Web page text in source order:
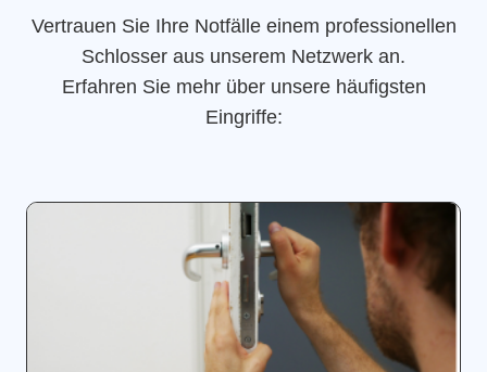
Vertrauen Sie Ihre Notfälle einem professionellen
Schlosser aus unserem Netzwerk an.
Erfahren Sie mehr über unsere häufigsten
Eingriffe: